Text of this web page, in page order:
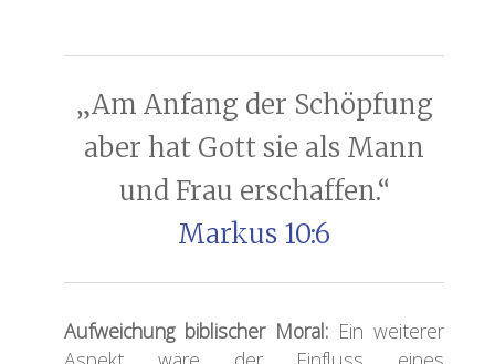
„Am Anfang der Schöpfung
aber hat Gott sie als Mann
und Frau erschaffen.“
Markus 10:6
Aufweichung biblischer Moral: Ein weiterer